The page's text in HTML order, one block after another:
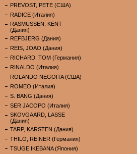
PREVOST, PETE (США)
RADICE (Италия)
RASMUSSEN, KENT
(Дания)
REFBJERG (Дания)
REIS, JOAO (Дания)
RICHARD, TOM (Германия)
RINALDO (Италия)
ROLANDO NEGOITA (США)
ROMEO (Италия)
S. BANG (Дания)
SER JACOPO (Италия)
SKOVGAARD, LASSE
(Дания)
TARP, KARSTEN (Дания)
THILO, REINER (Германия)
TSUGE IKEBANA (Япония)